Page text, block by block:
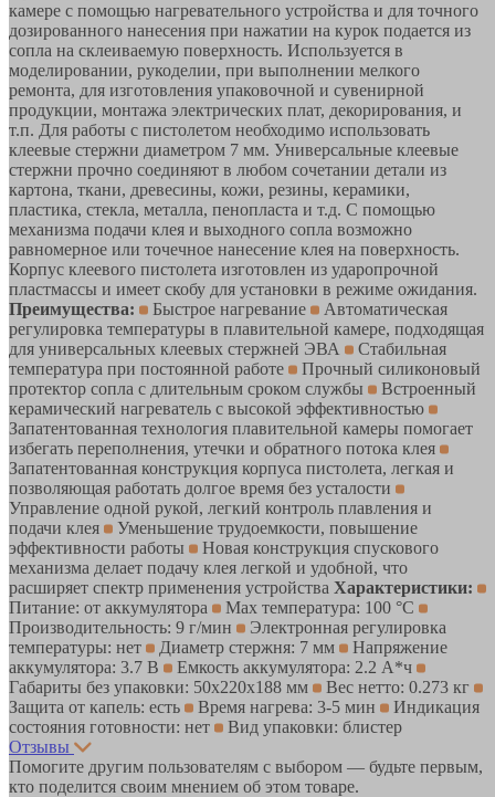
камере с помощью нагревательного устройства и для точного
дозированного нанесения при нажатии на курок подается из
сопла на склеиваемую поверхность. Используется в
моделировании, рукоделии, при выполнении мелкого
ремонта, для изготовления упаковочной и сувенирной
продукции, монтажа электрических плат, декорирования, и
т.п. Для работы с пистолетом необходимо использовать
клеевые стержни диаметром 7 мм. Универсальные клеевые
стержни прочно соединяют в любом сочетании детали из
картона, ткани, древесины, кожи, резины, керамики,
пластика, стекла, металла, пенопласта и т.д. С помощью
механизма подачи клея и выходного сопла возможно
равномерное или точечное нанесение клея на поверхность.
Корпус клеевого пистолета изготовлен из ударопрочной
пластмассы и имеет скобу для установки в режиме ожидания.
Преимущества:
Быстрое нагревание
Автоматическая
регулировка температуры в плавительной камере, подходящая
для универсальных клеевых стержней ЭВА
Стабильная
температура при постоянной работе
Прочный силиконовый
протектор сопла с длительным сроком службы
Встроенный
керамический нагреватель с высокой эффективностью
Запатентованная технология плавительной камеры помогает
избегать переполнения, утечки и обратного потока клея
Запатентованная конструкция корпуса пистолета, легкая и
позволяющая работать долгое время без усталости
Управление одной рукой, легкий контроль плавления и
подачи клея
Уменьшение трудоемкости, повышение
эффективности работы
Новая конструкция спускового
механизма делает подачу клея легкой и удобной, что
расширяет спектр применения устройства Характеристики:
Питание: от аккумулятора
Max температура: 100 °С
Производительность: 9 г/мин
Электронная регулировка
температуры: нет
Диаметр стержня: 7 мм
Напряжение
аккумулятора: 3.7 В
Емкость аккумулятора: 2.2 А*ч
Габариты без упаковки: 50х220х188 мм
Вес нетто: 0.273 кг
Защита от капель: есть
Время нагрева: 3-5 мин
Индикация
состояния готовности: нет
Вид упаковки: блистер
Отзывы
Помогите другим пользователям с выбором — будьте первым,
кто поделится своим мнением об этом товаре.